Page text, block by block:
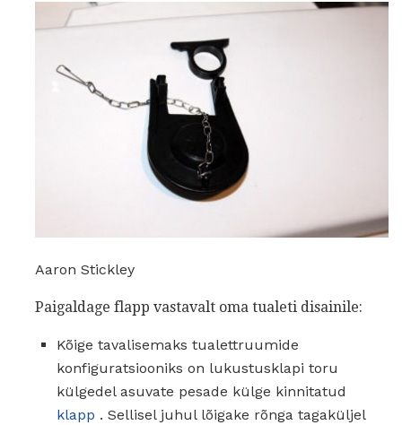
Aaron Stickley
Paigaldage flapp vastavalt oma tualeti disainile:
Kõige tavalisemaks tualettruumide
konfiguratsiooniks on lukustusklapi toru
külgedel asuvate pesade külge kinnitatud
klapp . Sellisel juhul lõigake rõnga tagaküljel